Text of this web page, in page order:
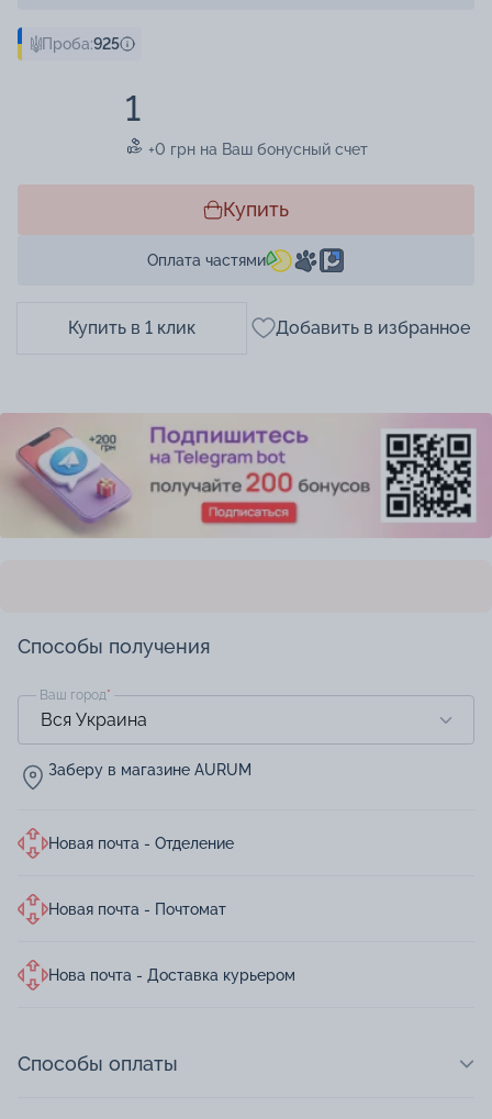
Проба:925
1
+0 грн на Ваш бонусный счет
Купить
Оплата частями
Купить в 1 клик Добавить в избранное
Способы получения
Ваш город*
Заберу в магазине AURUM
Новая почта - Отделение
Новая почта - Почтомат
Нова почта - Доставка курьером
Способы оплаты